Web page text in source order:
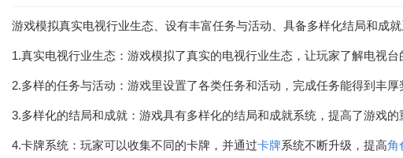
游戏模拟真实电视行业生态、设有丰富任务与活动、具备多样化结局和成
1.真实电视行业生态：游戏模拟了真实的电视行业生态，让玩家了解电视台
2.多样的任务与活动：游戏里设置了各类任务和活动，完成任务能得到丰厚
3.多样化的结局和成就：游戏具有多样化的结局和成就系统，提高了游戏的
4.卡牌系统：玩家可以收集不同的卡牌，并通过卡牌系统不断升级，提高角